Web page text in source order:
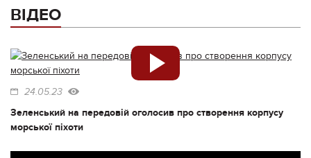
ВІДЕО
24.05.23
Зеленський на передовій оголосив про створення корпусу
морської піхоти